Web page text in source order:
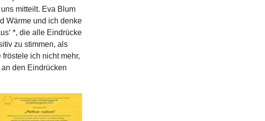
mitteilt. Eva Blum
Wärme und ich denke
*, die alle Eindrücke
zu stimmen, als
ich nicht mehr,
den Eindrücken